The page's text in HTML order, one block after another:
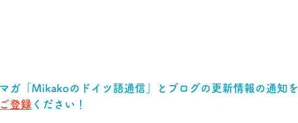
ガ「Mikakoのドイツ語通信」とブログの更新情報の通知を
ご登録 ください！